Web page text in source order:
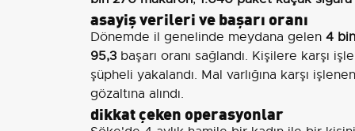
asayiş verileri ve başarı oranı
Dönemde il genelinde meydana gelen 4
95,3 başarı oranı sağlandı. Kişilere karşı
şüpheli yakalandı. Mal varlığına karşı
gözaltına alındı.
dikkat çeken operasyonlar